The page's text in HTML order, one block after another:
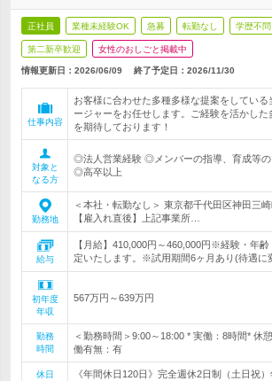
正社員 業種未経験OK 急募 転勤なし 学歴不問
第二新卒歓迎 女性のおしごと掲載中
情報更新日：2026/06/09 終了予定日： 2026/11/30
仕事内容
お客様に合わせた多種多様な提案をしている
ージャーをお任せします。ご経験を活かした
を期待しております！
対象と
なる方
◎法人営業経験 ◎メンバーの指導、育成等の
◎高卒以上
勤務地
＜本社・転勤なし＞ 東京都千代田区神田三
【雇入れ直後】上記事業所…
給与
【月給】410,000円～460,000円※経験・年
定いたします。※試用期間6ヶ月あり(待遇に
初年度
年収
567万円～639万円
勤務
時間
＜勤務時間＞9:00～18:00 * 実働：8時間* 休
働有無：有
休日
《年間休日120日》完全週休2日制（土日祝